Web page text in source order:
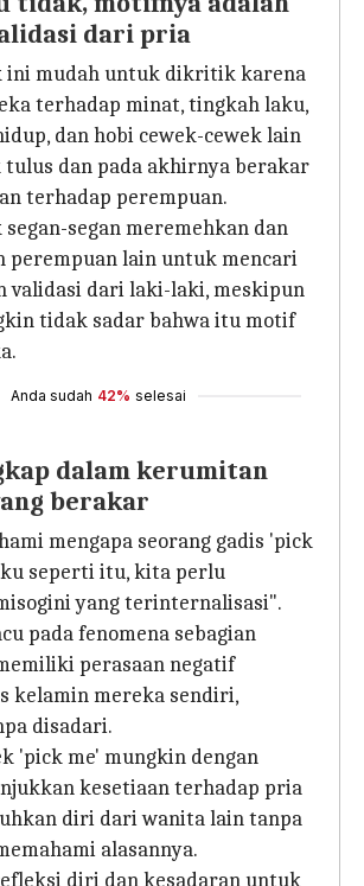
dari pria
ini mudah untuk dikritik karena
terhadap minat, tingkah laku,
dan hobi cewek-cewek lain
dan pada akhirnya berakar
terhadap perempuan.
segan meremehkan dan
perempuan lain untuk mencari
validasi dari laki-laki, meskipun
tidak sadar bahwa itu motif
Anda sudah 42% selesai
dalam kerumitan
berakar
mengapa seorang gadis 'pick
seperti itu, kita perlu
yang terinternalisasi".
pada fenomena sebagian
perasaan negatif
kelamin mereka sendiri,
disadari.
'pick me' mungkin dengan
kesetiaan terhadap pria
diri dari wanita lain tanpa
alasannya.
diri dan kesadaran untuk